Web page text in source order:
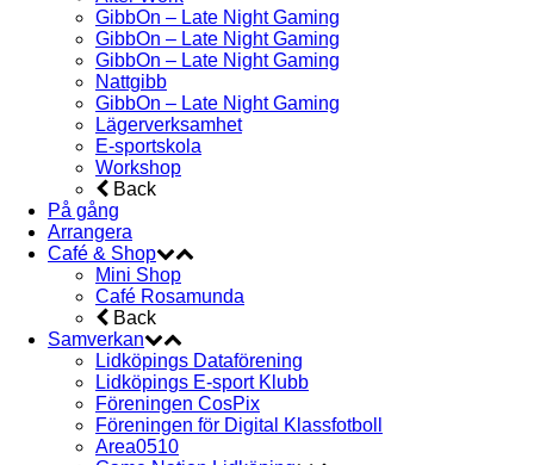
GibbOn – Late Night Gaming
GibbOn – Late Night Gaming
GibbOn – Late Night Gaming
Nattgibb
GibbOn – Late Night Gaming
Lägerverksamhet
E-sportskola
Workshop
Back
På gång
Arrangera
Café & Shop
Mini Shop
Café Rosamunda
Back
Samverkan
Lidköpings Dataförening
Lidköpings E-sport Klubb
Föreningen CosPix
Föreningen för Digital Klassfotboll
Area0510